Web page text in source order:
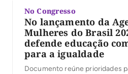
No Congresso
No lançamento da
Mulheres do Brasil
defende educação
para a igualdade
Documento reúne prioridades